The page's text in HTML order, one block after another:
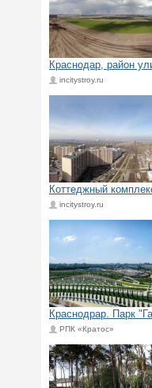
Краснодар, район
incitystroy.ru
Коттеджный
incitystroy.ru
Краснодрар. Парк
РПК «Кратос»